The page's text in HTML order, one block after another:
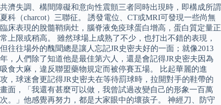
共濟失調、構間障礙和意向性震顫三者同時出現時，即構成所謂
夏科（charcot）三聯征。 誘發電位、CT或MRI可發現一些尚無
臨床表現的脫髓鞘病灶，腦脊液免疫球蛋白增高，蛋白質定量正
常上限或稍高。 雖然球場上成熟了不少，也打出不錯的表現，
但往往場外的醜聞總是讓人忘記JR史密夫好的一面；就像2013
年，人們除了知道他是最佳第六人，還是會記得JR史密夫因為
吸食大麻，違反聯盟藥物規定而被停賽五場。 比起華麗的進
攻，球迷會更記得JR史密夫在等待罰球時，拉開對手的鞋帶的
畫面，「我還有甚麼可以做，我曾試過改變自己的形象一百萬
次。」他感覺再努力，都是大家眼中的壞孩子。 神經刀、防守